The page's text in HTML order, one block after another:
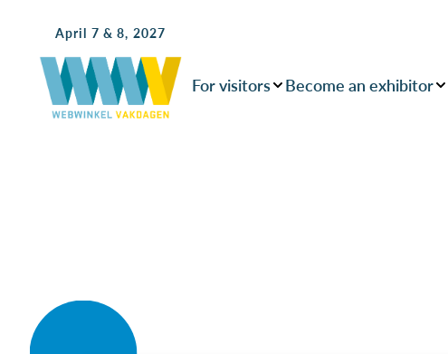
April 7 & 8, 2027
For visitors Become an exhibitor